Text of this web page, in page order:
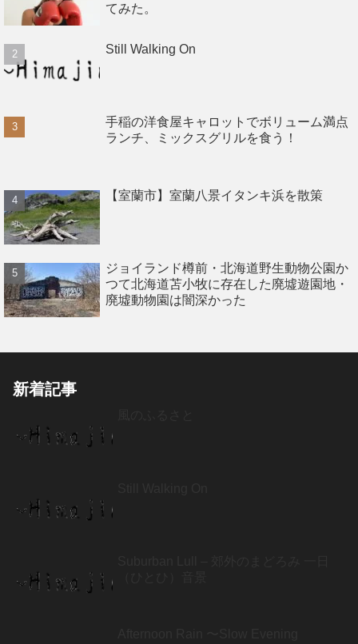
てみた。
Still Walking On
手稲の洋食屋キャロットでボリューム満点
ランチ、ミックスグリルを食う！
【室蘭市】室蘭八景イタンキ浜を散策
ジョイランド樽前・北海道野生動物公園か
つて北海道苫小牧に存在した廃墟遊園地・
廃墟動物園は闇深かった
新着記事